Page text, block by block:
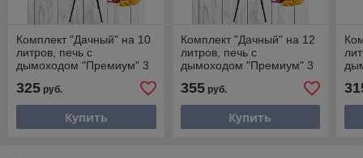
Комплект "Дачный" на 10
литров, печь с
дымоходом "Премиум" 3
комплекте 7 товаров
325 руб.
Купить
Комплект "Дачный" на 12
литров, печь с
дымоходом "Премиум" 3
комплекте 7 товаров
355руб.
Купить